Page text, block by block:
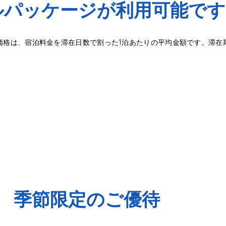
ッケージが利用可能です
格は、宿泊料金を滞在日数で割った1泊あたりの平均金額です。滞在
季節限定のご優待